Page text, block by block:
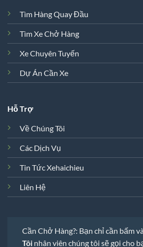
Tìm Hàng Quay Đầu
Tìm Xe Chở Hàng
Xe Chuyên Tuyến
Dự Án Cần Xe
Hỗ Trợ
Về Chúng Tôi
Các Dịch Vụ
Tin Tức Xehaichieu
Liên Hệ
Cần Chở Hàng?: Bạn chỉ cần bấm
Tôi nhân viên chúng tôi sẽ gọi cho